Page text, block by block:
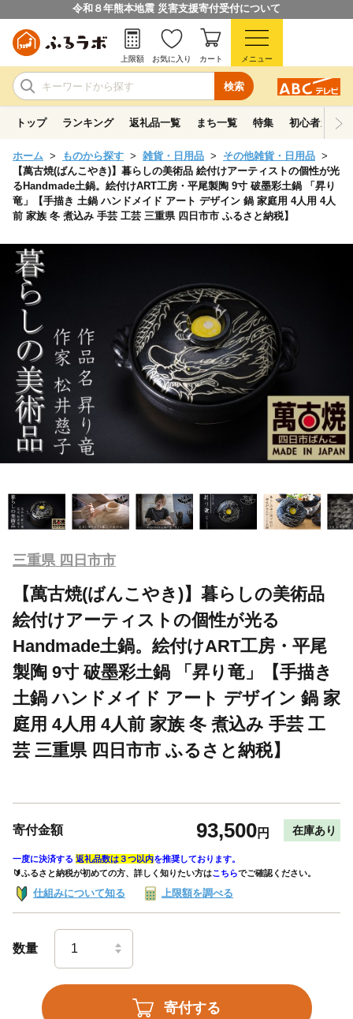
令和８年熊本地震 災害支援寄付受付について
検索
上限額 お気に入り カート メニュー
トップ ランキング 返礼品一覧 まち一覧 特集 初心者ガイド
ホーム ものから探す 雑貨・日用品
その他雑貨・日用品
【萬古焼(ばんこやき)】暮らしの美術品 絵付けアーティストの個性が光
るHandmade土鍋。絵付けART工房・平尾製陶 9寸 破墨彩土鍋 「昇り
竜」【手描き 土鍋 ハンドメイド アート デザイン 鍋 家庭用 4人用 4人
前 家族 冬 煮込み 手芸 工芸 三重県 四日市市 ふるさと納税】
三重県 四日市市
【萬古焼(ばんこやき)】暮らしの美術品
絵付けアーティストの個性が光る
Handmade土鍋。絵付けART工房・平尾
製陶 9寸 破墨彩土鍋 「昇り竜」【手描き
土鍋 ハンドメイド アート デザイン 鍋 家
庭用 4人用 4人前 家族 冬 煮込み 手芸 工
芸 三重県 四日市市 ふるさと納税】
寄付金額 93,500円 在庫あり
一度に決済する 返礼品数は３つ以内を推奨しております。
🔰ふるさと納税が初めての方、詳しく知りたい方はこちらでご確認ください。
仕組みについて知る 上限額を調べる
数量
寄付する